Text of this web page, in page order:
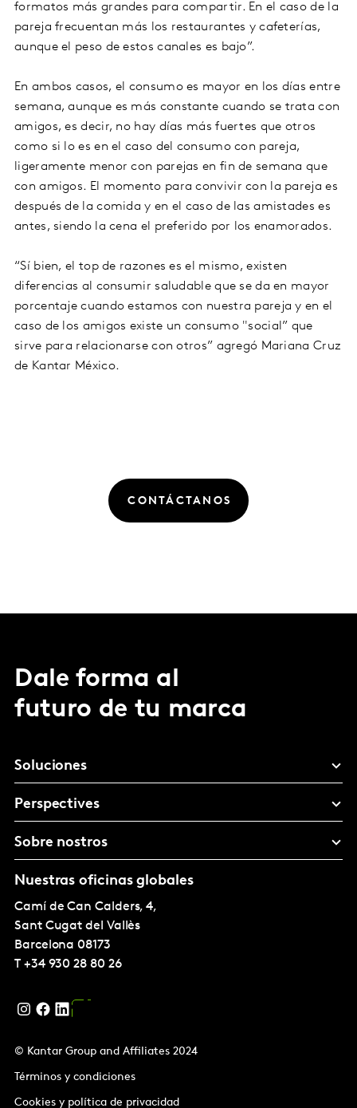
formatos más grandes para compartir. En el caso de la
pareja frecuentan más los restaurantes y cafeterías,
aunque el peso de estos canales es bajo”.
En ambos casos, el consumo es mayor en los días entre
semana, aunque es más constante cuando se trata con
amigos, es decir, no hay días más fuertes que otros
como si lo es en el caso del consumo con pareja,
ligeramente menor con parejas en fin de semana que
con amigos. El momento para convivir con la pareja es
después de la comida y en el caso de las amistades es
antes, siendo la cena el preferido por los enamorados.
“Sí bien, el top de razones es el mismo, existen
diferencias al consumir saludable que se da en mayor
porcentaje cuando estamos con nuestra pareja y en el
caso de los amigos existe un consumo "social” que
sirve para relacionarse con otros” agregó Mariana Cruz
de Kantar México.
CONTÁCTANOS
Dale forma al
futuro de tu marca
Soluciones
Perspectives
Sobre nostros
Nuestras oficinas globales
Camí de Can Calders, 4,
Sant Cugat del Vallès
Barcelona 08173
T +34 930 28 80 26
© Kantar Group and Affiliates 2024
Términos y condiciones
Cookies y política de privacidad